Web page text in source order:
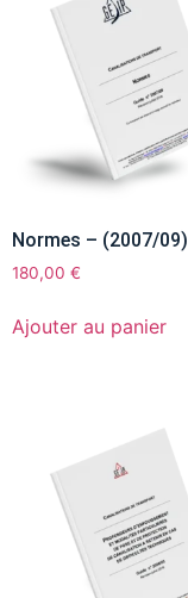
Normes – (2007/09)
180,00 €
Ajouter au panier